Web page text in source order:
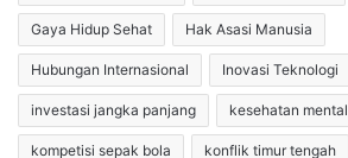
Gaya Hidup Sehat Hak Asasi Manusia
Hubungan Internasional Inovasi Teknologi
investasi jangka panjang kesehatan mental
kompetisi sepak bola konflik timur tengah